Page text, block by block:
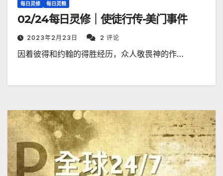
每日灵修 每日灵粮
02/24每日灵修｜使徒行传-美门事件
2023年2月23日 2 评论
因着彼得和约翰的得胜经历，众人敬畏神的作…